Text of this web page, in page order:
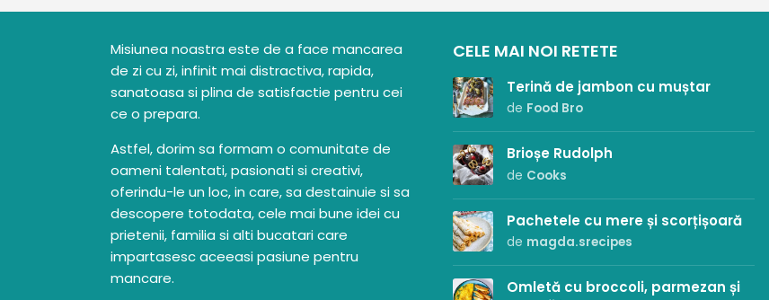
Misiunea noastra este de a face mancarea
de zi cu zi, infinit mai distractiva, rapida,
sanatoasa si plina de satisfactie pentru cei
ce o prepara.
Astfel, dorim sa formam o comunitate de
oameni talentati, pasionati si creativi,
oferindu-le un loc, in care, sa destainuie si sa
descopere totodata, cele mai bune idei cu
prietenii, familia si alti bucatari care
impartasesc aceeasi pasiune pentru
mancare.
CELE MAI NOI RETETE
Terină de jambon cu muștar
de Food Bro
Brioșe Rudolph
de Cooks
Pachetele cu mere și scorțișoară
de magda.srecipes
Omletă cu broccoli, parmezan și